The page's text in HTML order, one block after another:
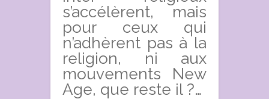
s’accélèrent, mais
pour ceux qui
n’adhèrent pas à la
religion, ni aux
mouvements New
Age, que reste il ?…